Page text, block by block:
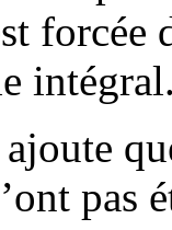
forcée
pas